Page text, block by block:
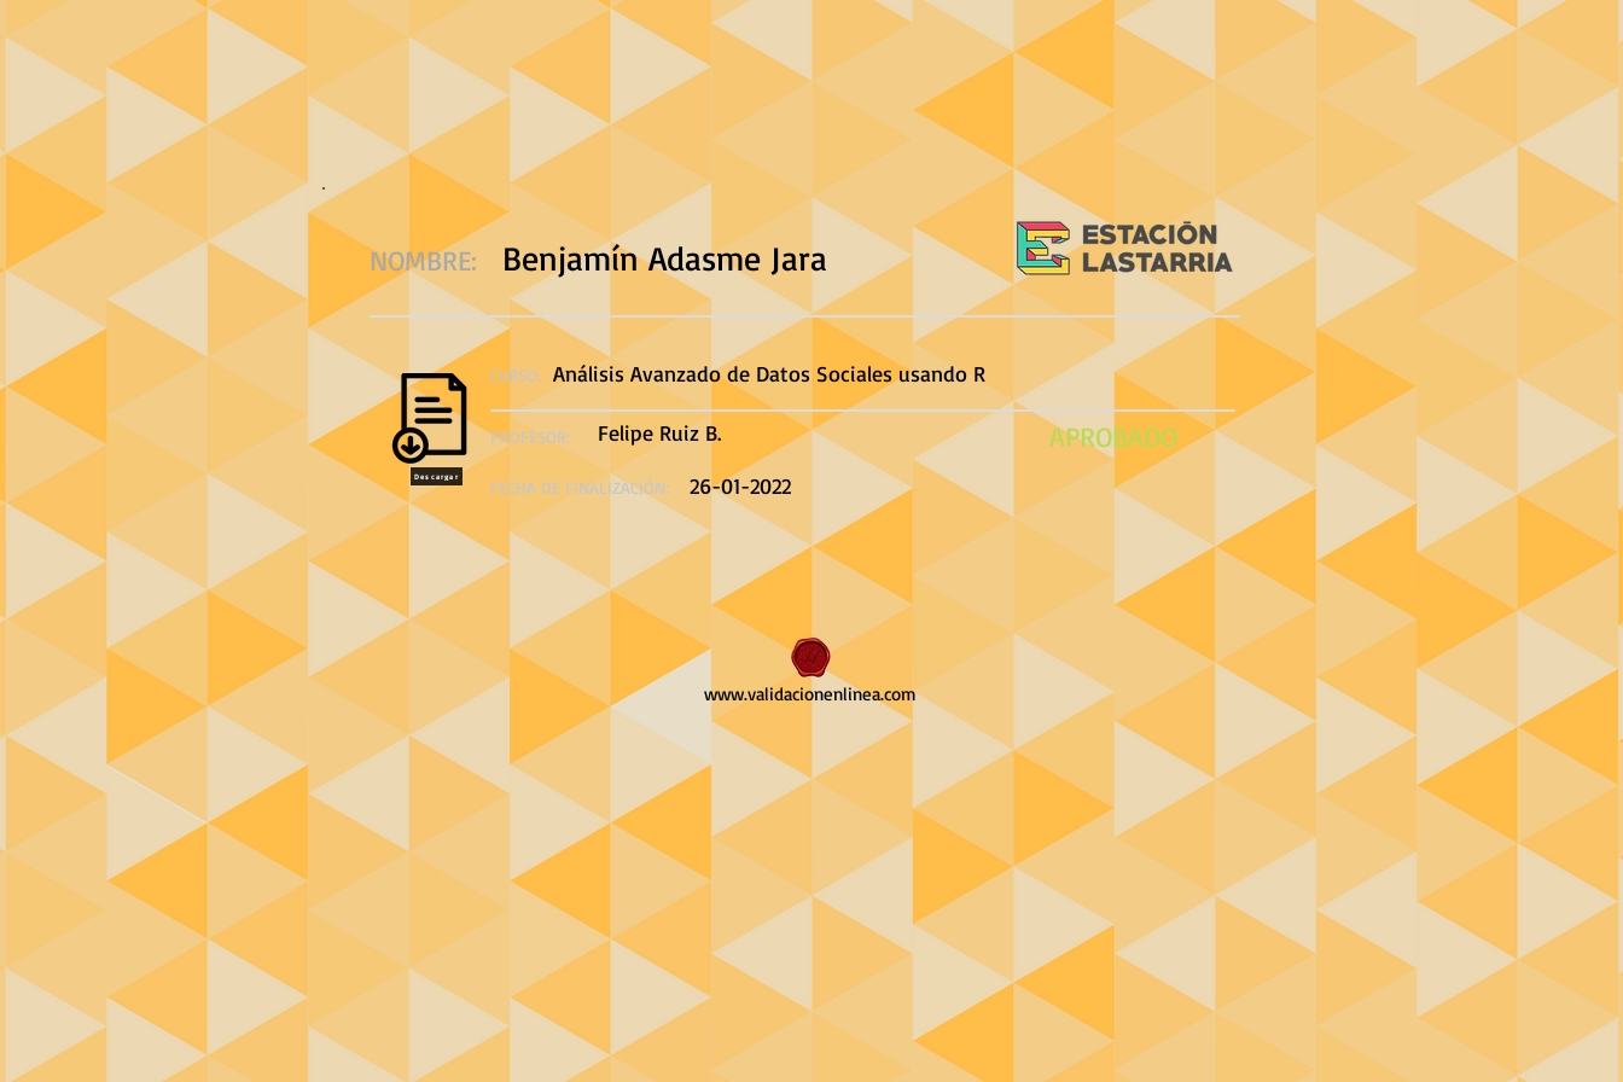
NOMBRE: Benjamín Adasme Jara
CURSO: Análisis Avanzado de Datos Sociales usando R
PROFESOR: Felipe Ruiz B. APROBADO
Descargar
FECHA DE FINALIZACIÓN: 26-01-2022
www.validacionenlinea.com